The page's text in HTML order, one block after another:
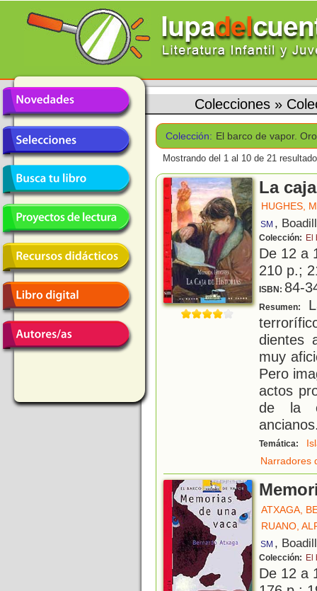
Colecciones »
Colección: El barco de vapor.
Mostrando del 1 al 10 de 21
La
HUGHES,
SM ,
Colección: El
De 12 a
210 p.;
ISBN: 84-
Resumen:
dientes
muy
Pero
actos
de la
ancianos
Temática:
Narradores
ATXAGA,
RUANO,
SM ,
Colección: El
De 12 a